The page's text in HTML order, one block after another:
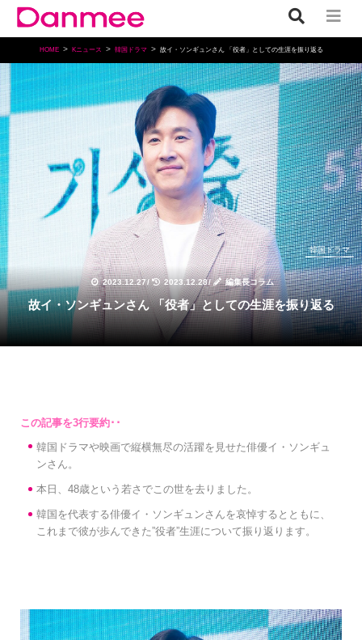
HOME Kニュース 韓国ドラマ 故イ・ソンギュンさん 「役者」としての生涯を振り返る
2023.12.27/ 2023.12.28/ 編集長コラム
韓国ドラマ
故イ・ソンギュンさん 「役者」としての生涯を振り返る
韓国ドラマや映画で縦横無尽の活躍を見せた俳優イ・ソンギュ
ンさん。
本日、48歳という若さでこの世を去りました。
韓国を代表する俳優イ・ソンギュンさんを哀悼するとともに、
これまで彼が歩んできた”役者”生涯について振り返ります。